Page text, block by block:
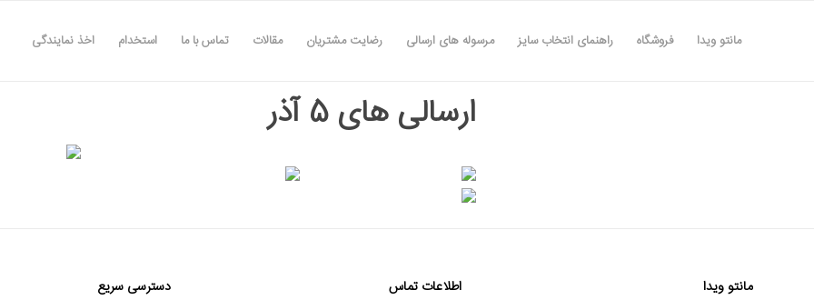
مانتو ویدا فروشگاه راهنمای انتخاب سایز مرسوله های ارسالی رضایت مشتریان مقالات تماس با ما استخدام اخذ نمایندگی
ارسالی های 5 آذر
مانتو ویدا اطلاعات تماس دسترسی سریع